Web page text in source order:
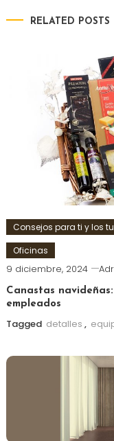
RELATED POSTS
Consejos para ti y los
Oficinas
9 diciembre, 2024
Canastas
empleados
Tagged detalles ,